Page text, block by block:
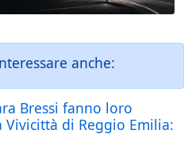
anche:
Bressi fanno loro
di Reggio Emilia: